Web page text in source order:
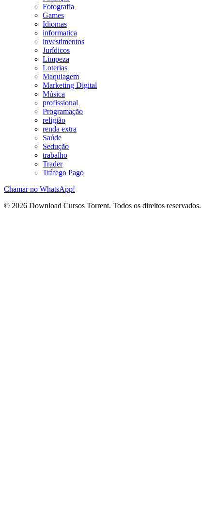
Fotografia
Games
Idiomas
informatica
investimentos
Jurídicos
Limpeza
Loterias
Maquiagem
Marketing Digital
Música
profissional
Programação
religião
renda extra
Saúde
Sedução
trabalho
Trader
Tráfego Pago
Chamar no WhatsApp!
© 2026 Download Cursos Torrent. Todos os direitos reservados.